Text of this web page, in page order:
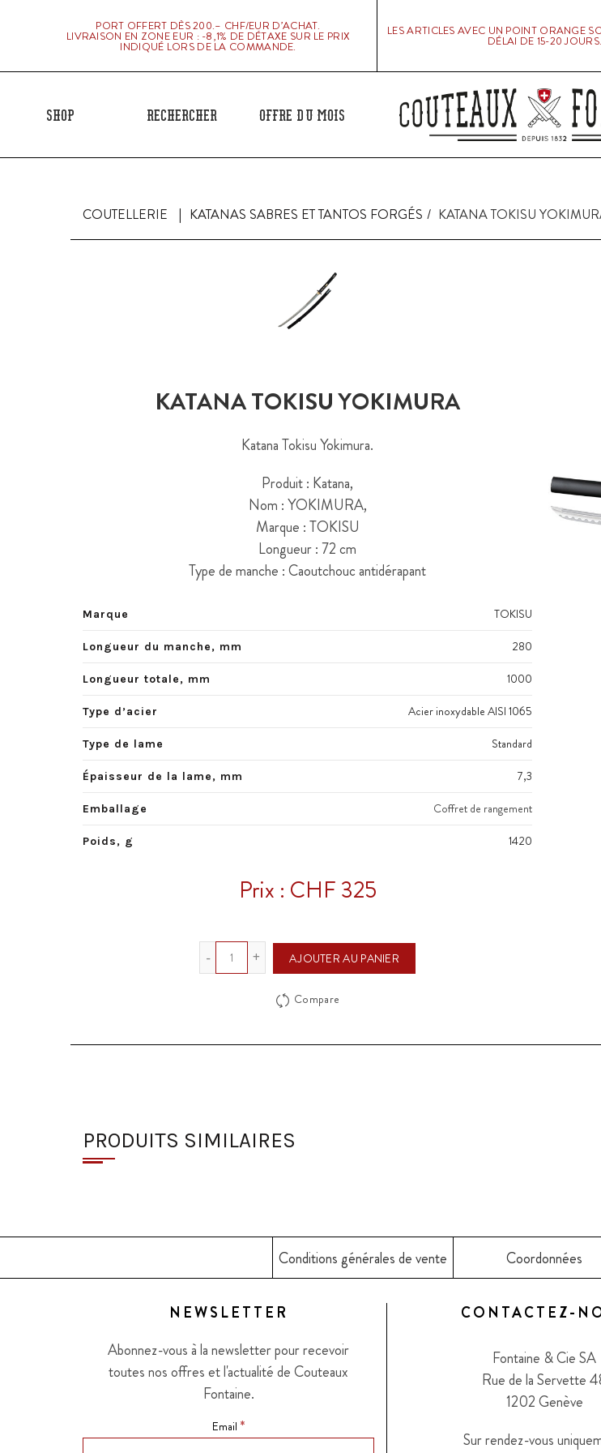
PORT OFFERT DÈS 200.– CHF/EUR D’ACHAT.
LIVRAISON EN ZONE EUR : -8,1% DE DÉTAXE SUR LE PRIX
INDIQUÉ LORS DE LA COMMANDE.
LES ARTICLES AVEC UN POINT ORANGE
DÉLAI DE 15-20 JOURS.
Shop Rechercher Offre du mois
COUTELLERIE KATANAS SABRES ET TANTOS FORGÉS KATANA TOKISU
KATANA TOKISU YOKIMURA
Katana Tokisu Yokimura.
Produit : Katana,
Nom : YOKIMURA,
Marque : TOKISU
Longueur : 72 cm
Type de manche : Caoutchouc antidérapant
Marque TOKISU
Longueur du manche, mm 280
Longueur totale, mm 1000
Type d’acier Acier inoxydable AISI 1065
Type de lame Standard
Épaisseur de la lame, mm 7,3
Emballage Coffret de rangement
Poids, g 1420
Prix : CHF 325
Quantité
AJOUTER AU PANIER
Compare
PRODUITS SIMILAIRES
Conditions générales de vente Coordonnées
NEWSLETTER
Abonnez-vous à la newsletter pour recevoir
toutes nos offres et l'actualité de Couteaux
Fontaine.
Email *
CONTACTEZ-
Fontaine & Cie SA
Rue de la Servette
1202 Genève
Sur rendez-vous